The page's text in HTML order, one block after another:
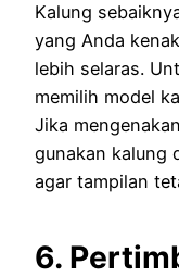
Kalung
yang Anda
lebih selaras.
memilih model
Jika
gunakan kalung
agar tampilan
6.